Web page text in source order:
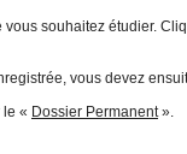
vous souhaitez étudier.
vous devez
le « Dossier Permanent».